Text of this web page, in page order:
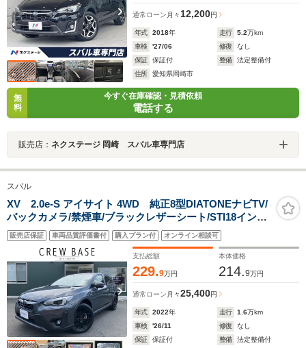
通常ローン 月々 12,200円
年式 2018年 走行 5.2万km
車検
'27/06 修復
なし
保証
保証付 整備
法定整備付
住所
愛知県岡崎市
無
料
今すぐ在庫確認・見積依頼
電話する
販売店： ネクステージ 岡崎 スバル車専門店
スバル
XV 2.0e-S アイサイト 4WD 純正8型DIATONEナビTV/
バックカメラ/禁煙車/ブラックレザーシート/STI18インチ
ホイール/ブラインドスポットモニター/レーダークルーズ/
シートヒーター/LEDヘッドライト/TVキット/ドラレコ前
後/ETC
販売店保証 車両品質評価書付 購入プラン付 オンライン相談可
支払総額
229.9万円
本体価格
214.9万円
通常ローン 月々25,400円
年式 2022年 走行 1.6万km
車検
'26/11 修復
なし
保証
保証付 整備
法定整備付